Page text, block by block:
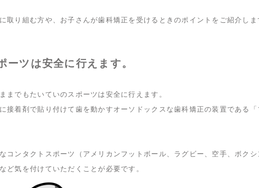
取り組む方や、お子さんが歯科矯正を受けるときのポイントをご紹介しま
ツは安全に行えます。
までもたいていのスポーツは安全に行えます。
接着剤で貼り付けて歯を動かすオーソドックスな歯科矯正の装置である
コンタクトスポーツ（アメリカンフットボール、ラグビー、空手、ボク
ど気を付けていただくことが必要です。